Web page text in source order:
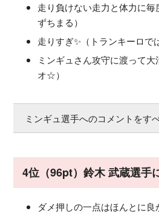
走り負けない走力と体力に
ずちまる）
走りすぎ✨（トランキーロ
ミンギュさん攻守に渡って
オ☆）
ミンギュ選手へのコメントをす
4位（96pt）鈴木 武蔵選手
ダメ押しの一点はほんとに良